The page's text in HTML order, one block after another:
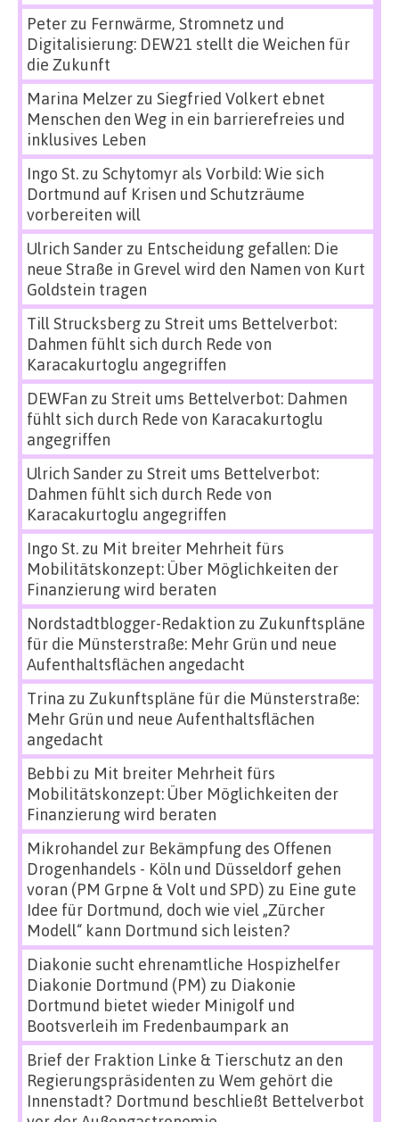
Peterzu Fernwärme, Stromnetz und
Digitalisierung: DEW21 stellt die Weichen für
die Zukunft
Marina Melzerzu Siegfried Volkert ebnet
Menschen den Weg in ein barrierefreies und
inklusives Leben
Ingo St.zu Schytomyr als Vorbild: Wie sich
Dortmund auf Krisen und Schutzräume
vorbereiten will
Ulrich Sanderzu Entscheidung gefallen: Die
neue Straße in Grevel wird den Namen von Kurt
Goldstein tragen
Till Strucksbergzu Streit ums Bettelverbot:
Dahmen fühlt sich durch Rede von
Karacakurtoglu angegriffen
DEWFan zu Streit ums Bettelverbot: Dahmen
fühlt sich durch Rede von Karacakurtoglu
angegriffen
Ulrich Sanderzu Streit ums Bettelverbot:
Dahmen fühlt sich durch Rede von
Karacakurtoglu angegriffen
Ingo St.zu Mit breiter Mehrheit fürs
Mobilitätskonzept: Über Möglichkeiten der
Finanzierung wird beraten
Nordstadtblogger-Redaktion zu Zukunftspläne
für die Münsterstraße: Mehr Grün und neue
Aufenthaltsflächen angedacht
Trina zu Zukunftspläne für die Münsterstraße:
Mehr Grün und neue Aufenthaltsflächen
angedacht
Bebbi zu Mit breiter Mehrheit fürs
Mobilitätskonzept: Über Möglichkeiten der
Finanzierung wird beraten
Mikrohandel zur Bekämpfung des Offenen
Drogenhandels - Köln und Düsseldorf gehen
voran (PM Grpne & Volt und SPD) zu Eine gute
Idee für Dortmund, doch wie viel „Zürcher
Modell“ kann Dortmund sich leisten?
Diakonie sucht ehrenamtliche Hospizhelfer
Diakonie Dortmund (PM) zu Diakonie
Dortmund bietet wieder Minigolf und
Bootsverleih im Fredenbaumpark an
Brief der Fraktion Linke & Tierschutz an den
Regierungspräsidenten zu Wem gehört die
Innenstadt? Dortmund beschließt Bettelverbot